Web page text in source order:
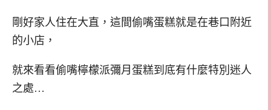
剛好家人住在大直，這間偷嘴蛋糕就是在巷口附近
的小店，
就來看看偷嘴檸檬派彌月蛋糕到底有什麼特別迷人
之處…